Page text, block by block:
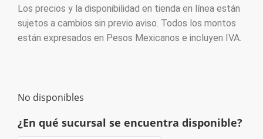
Los precios y la disponibilidad en tienda en línea están
sujetos a cambios sin previo aviso. Todos los montos
están expresados en Pesos Mexicanos e incluyen IVA.
No disponibles
¿En qué sucursal se encuentra disponible?